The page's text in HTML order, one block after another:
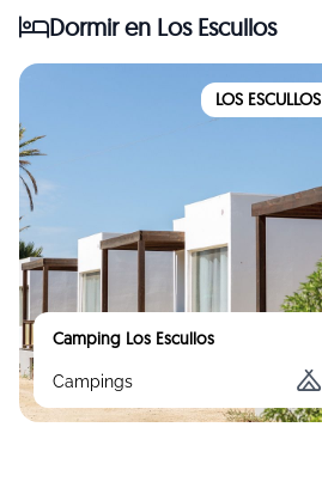
Dormiren Los Escullos
LOS ESCULLOS
Camping Los Escullos
Campings